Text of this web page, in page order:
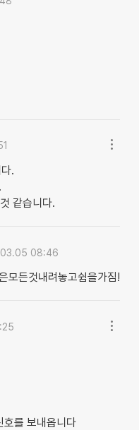
.
같습니다.
08:46
모든것내려놓고쉼을가짐!
호를 보내옵니다